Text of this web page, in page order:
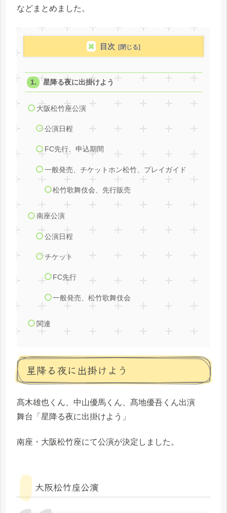
などまとめました。
目次
星降る夜に出掛けよう
大阪松竹座公演
公演日程
FC先行、申込期間
一般発売、チケットホン松竹、プレイガイド
松竹歌舞伎会、先行販売
南座公演
公演日程
チケット
FC先行
一般発売、松竹歌舞伎会
関連
星降る夜に出掛けよう
髙木雄也くん、中山優馬くん、髙地優吾くん出演
舞台「星降る夜に出掛けよう」
南座・大阪松竹座にて公演が決定しました。
大阪松竹座公演